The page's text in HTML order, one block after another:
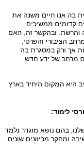
בה אנו חיים משנה את
קדומים ממשיכים
והרשת. ובהקשר זה, האם
הציבורי והפרטי,
אך ורק במסגרת בה
מרחב של ידע חדש
היא המקום היחיד בארץ
לימוד:
שלנו, בהם נושא מוגדר נלמד
ומחקר מכיוונים שונים.